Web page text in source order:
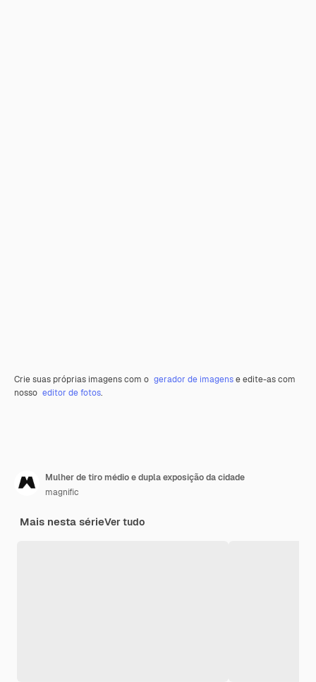
Crie suas próprias imagens com o gerador de imagense edite-as com
nosso editor de fotos.
Mulher de tiro médio e dupla exposição da cidade
magnific
Mais nesta sérieVer tudo